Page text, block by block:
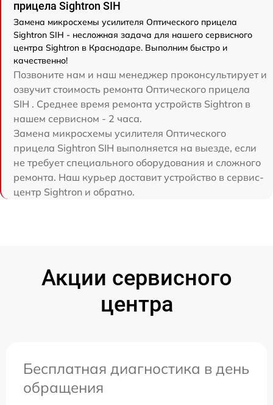
прицела Sightron SIH
Замена микросхемы усилителя Оптического прицела
Sightron SIH - несложная задача для нашего сервисного
центра Sightron в Краснодаре. Выполним быстро и
качественно!
Позвоните нам и наш менеджер проконсультирует и
озвучит стоимость ремонта Оптического прицела
SIH . Среднее время ремонта устройств Sightron в
нашем сервисном - 2 часа.
Замена микросхемы усилителя Оптического
прицела Sightron SIH выполняется на выезде, если
не требует специального оборудования и сложного
ремонта. Наш курьер доставит устройство в сервис-
центр Sightron и обратно.
Акции сервисного
центра
Бесплатная диагностика в день
обращения